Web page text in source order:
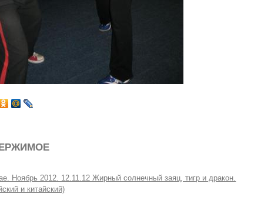
Ноябрь 2012. 12.11.12 Жирный солнечный заяц, тигр и дракон.
и китайский)